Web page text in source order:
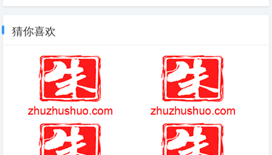
猜你喜欢
泽塔奥特六一礼物 龙战士4